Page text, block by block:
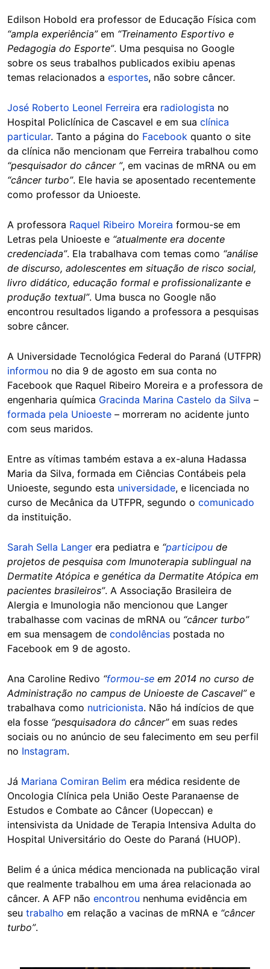
Edilson Hobold era professor de Educação Física com
“ampla experiência”em “Treinamento Esportivo e
Pedagogia do Esporte”. Uma pesquisa no Google
sobre os seus trabalhos publicados exibiu apenas
temas relacionados a esportes, não sobre câncer.
José Roberto Leonel Ferreira era radiologista no
Hospital Policlínica de Cascavel e em sua clínica
particular. Tanto a página do Facebook quanto o site
da clínica não mencionam que Ferreira trabalhou como
“pesquisador do câncer ”, em vacinas de mRNA ou em
“câncer turbo”. Ele havia se aposentado recentemente
como professor da Unioeste.
A professora Raquel Ribeiro Moreira formou-se em
Letras pela Unioeste e “atualmente era docente
credenciada”. Ela trabalhava com temas como “análise
de discurso, adolescentes em situação de risco social,
livro didático, educação formal e profissionalizante e
produção textual”. Uma busca no Google não
encontrou resultados ligando a professora a pesquisas
sobre câncer.
A Universidade Tecnológica Federal do Paraná (UTFPR)
informou no dia 9 de agosto em sua conta no
Facebook que Raquel Ribeiro Moreira e a professora de
engenharia química Gracinda Marina Castelo da Silva –
formada pela Unioeste – morreram no acidente junto
com seus maridos.
Entre as vítimas também estava a ex-aluna Hadassa
Maria da Silva, formada em Ciências Contábeis pela
Unioeste, segundo esta universidade, e licenciada no
curso de Mecânica da UTFPR, segundo o comunicado
da instituição.
Sarah Sella Langer era pediatra e “participou de
projetos de pesquisa com Imunoterapia sublingual na
Dermatite Atópica e genética da Dermatite Atópica em
pacientes brasileiros”. A Associação Brasileira de
Alergia e Imunologia não mencionou que Langer
trabalhasse com vacinas de mRNA ou “câncer turbo”
em sua mensagem de condolências postada no
Facebook em 9 de agosto.
Ana Caroline Redivo “formou-se em 2014 no curso de
Administração no campus de Unioeste de Cascavel”e
trabalhava como nutricionista. Não há indícios de que
ela fosse “pesquisadora do câncer”em suas redes
sociais ou no anúncio de seu falecimento em seu perfil
no Instagram.
Já Mariana Comiran Belim era médica residente de
Oncologia Clínica pela União Oeste Paranaense de
Estudos e Combate ao Câncer (Uopeccan) e
intensivista da Unidade de Terapia Intensiva Adulta do
Hospital Universitário do Oeste do Paraná (HUOP).
Belim é a única médica mencionada na publicação viral
que realmente trabalhou em uma área relacionada ao
câncer. A AFP não encontrou nenhuma evidência em
seu trabalho em relação a vacinas de mRNA e “câncer
turbo”.